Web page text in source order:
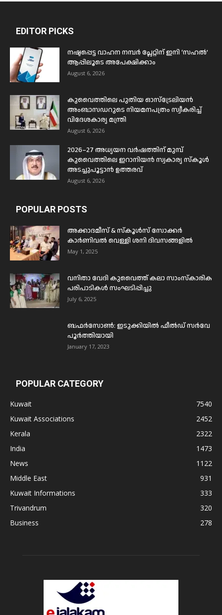
EDITOR PICKS
നഷ്ടപ്പെട്ട വാഹന നമ്പർ പ്ലേറ്റിന് ഇനി ‘സഹൽ’
ആപ്പിലൂടെ അപേക്ഷിക്കാം
August 6, 2026
കുവൈത്തിലെ പുതിയ ഓസ്ട്രേലിയൻ
അംബാസഡറുടെ നിയമനപത്രം സ്വീകരിച്ച്
വിദേശകാര്യ മന്ത്രി
August 6, 2026
2026–27 അധ്യയന വർഷത്തിന് മുമ്പ്
കുവൈത്തിലെ ഇറാനിയൻ സ്വകാര്യ സ്കൂൾ
അടച്ചുപൂട്ടാൻ ഉത്തരവ്
August 6, 2026
POPULAR POSTS
അക്കാദമീസ് & സ്കൂൾസ് സോക്കർ
കാർണിവൽ വെള്ളി ശനി ദിവസങ്ങളിൽ
May 1, 2025
വനിതാ വേദി കുവൈത്ത് കലാ സാംസ്കാരിക
പരിപാടികൾ സംഘടിപ്പിച്ചു
July 6, 2025
ബഫര്‍സോണ്‍: ഇടുക്കിയില്‍ ഫീല്‍ഡ് സര്‍വേ
പൂര്‍ത്തിയായി
January 17, 2023
POPULAR CATEGORY
Kuwait
7540
Kuwait Associations
2452
Kerala
2322
India
1473
News
1122
Middle East
931
Kuwait Informations
333
Trivandrum
320
Business
278